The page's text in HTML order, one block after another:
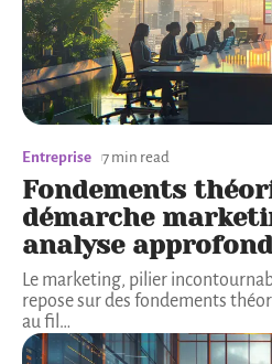
Entreprise 7 min read
Fondements
démarche
analyse
Le marketing, pilier
repose sur des fondements
au fil …